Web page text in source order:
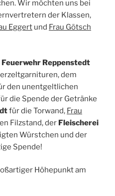
Wir möchten uns bei
der Klassen,
Eggert und Frau Götsch
Feuerwehr Reppenstedt
dem
den unentgeltlichen
die Spende der Getränke
für die Torwand, Frau
Filzstand, der Fleischerei
Würstchen und der
Spende!
Höhepunkt am